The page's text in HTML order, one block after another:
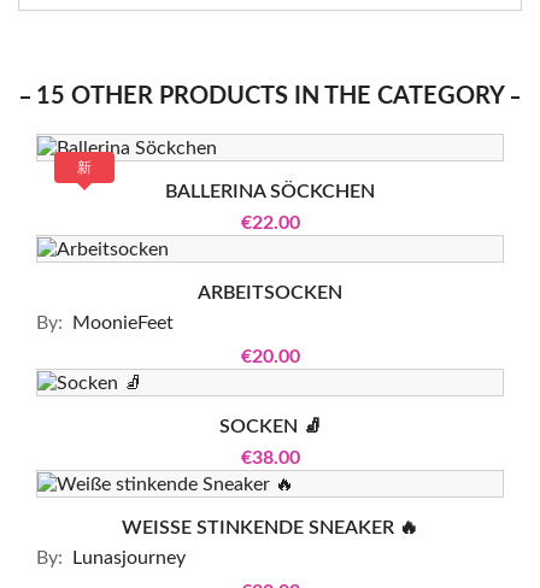
15 OTHER PRODUCTS IN THE CATEGORY
BALLERINA SÖCKCHEN
€22.00
新
ARBEITSOCKEN
By:
MoonieFeet
€20.00
SOCKEN 🧦
€38.00
WEISSE STINKENDE SNEAKER 🔥
By:
Lunasjourney